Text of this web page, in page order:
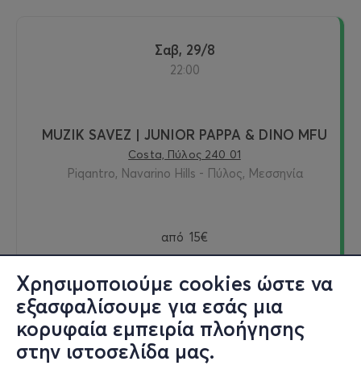
Χρησιμοποιούμε cookies ώστε να
εξασφαλίσουμε για εσάς μια
κορυφαία εμπειρία πλοήγησης
στην ιστοσελίδα μας.
Σαβ, 29/8
22:00
MUZIK SAVEZ | JUNIOR PAPPA & DINO MFU
Costa, Πύλος 240 01
Piqantro, Navarino Hills - Πύλος, Μεσσηνία
από 15€
Αγορά